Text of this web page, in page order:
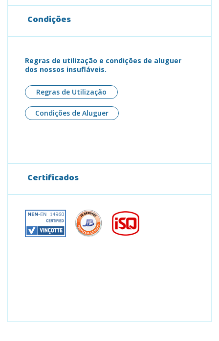
Condições
Regras de utilização e condições de aluguer
dos nossos insufláveis.
Regras de Utilização
Condições de Aluguer
Certificados